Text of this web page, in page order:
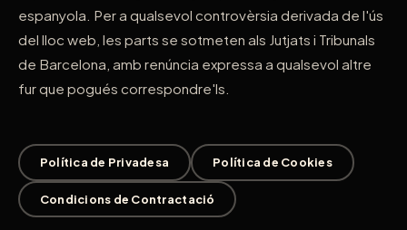
espanyola. Per a qualsevol controvèrsia derivada de l'ús
del lloc web, les parts se sotmeten als Jutjats i Tribunals
de Barcelona, amb renúncia expressa a qualsevol altre
fur que pogués correspondre'ls.
Política de Privadesa Política de Cookies
Condicions de Contractació